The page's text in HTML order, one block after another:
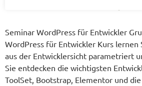
Semi­nar Word­Press für Ent­wick­ler
Word­Press für Ent­wick­ler Kurs ler­nen
aus der Ent­wick­ler­sicht para­me­triert
Sie ent­decken die wich­tig­sten
Tool­Set, Boot­strap, Ele­men­tor und